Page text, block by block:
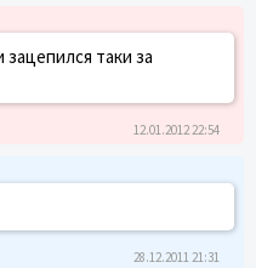
таки за
12.01.2012 22:54
28.12.2011 21:31